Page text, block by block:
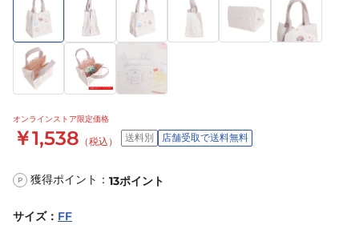
オンラインストア限定価格
￥1,538 （税込） 送料別 店舗受取で送料無料
P 獲得ポイント： 13ポイント
サイズ： FF